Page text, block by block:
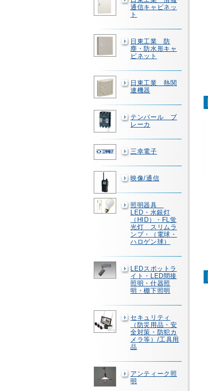
通信キャビネッ
ト
日東工業 防
塵・防水形キャ
ビネット
日東工業 熱関
連機器
テンパール ブ
レーカ
三幸電子
映像/通信
照明器具
LED・水銀灯
（HID）・FL蛍
光灯 スリムラ
ンプ・（電球・
ハロゲン球）
LEDスポットラ
イト・LED間接
照明・什器照
明・棚下照明
セキュリティ
（防災用品・安
全対策・防犯カ
メラ等）/工具用
品
アンティーク照
明